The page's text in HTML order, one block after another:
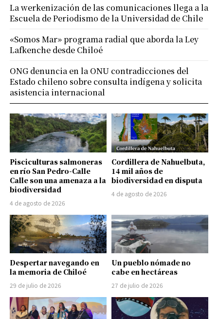
Pisciculturas salmoneras
en río San Pedro-Calle
Calle son una amenaza a la
biodiversidad
4 de agosto de 2026
Cordillera de Nahuelbuta,
14 mil años de
biodiversidad en disputa
4 de agosto de 2026
Despertar navegando en
la memoria de Chiloé
29 de julio de 2026
Un pueblo nómade no
cabe en hectáreas
27 de julio de 2026
La werkenización de las comunicaciones llega a la
Escuela de Periodismo de la Universidad de Chile
«Somos Mar» programa radial que aborda la Ley
Lafkenche desde Chiloé
ONG denuncia en la ONU contradicciones del
Estado chileno sobre consulta indígena y solicita
asistencia internacional